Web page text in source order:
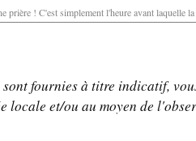
prière ! C'est simplement l'heure avant laquelle
fournies à titre indicatif,
locale et/ou au moyen de